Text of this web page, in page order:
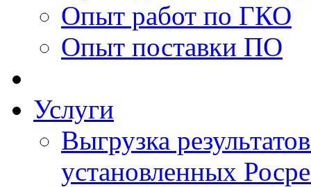
Опыт работ по ГКО
Опыт поставки ПО
Услуги
Выгрузка
установленных